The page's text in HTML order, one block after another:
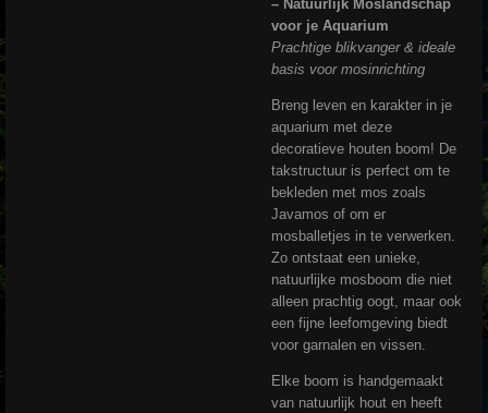
– Natuurlijk Moslandschap
voor je Aquarium
Prachtige blikvanger & ideale
basis voor mosinrichting
Breng leven en karakter in je
aquarium met deze
decoratieve houten boom! De
takstructuur is perfect om te
bekleden met mos zoals
Javamos of om er
mosballetjes in te verwerken.
Zo ontstaat een unieke,
natuurlijke mosboom die niet
alleen prachtig oogt, maar ook
een fijne leefomgeving biedt
voor garnalen en vissen.
Elke boom is handgemaakt
van natuurlijk hout en heeft